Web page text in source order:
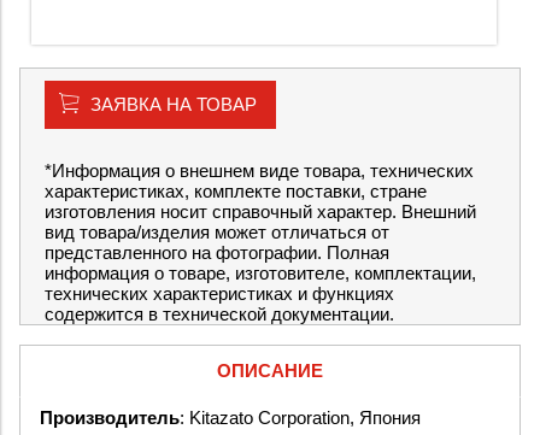
ЗАЯВКА НА ТОВАР
*Информация о внешнем виде товара, технических
характеристиках, комплекте поставки, стране
изготовления носит справочный характер. Внешний
вид товара/изделия может отличаться от
представленного на фотографии. Полная
информация о товаре, изготовителе, комплектации,
технических характеристиках и функциях
содержится в технической документации.
ОПИСАНИЕ
Производитель: Kitazato Corporation, Япония